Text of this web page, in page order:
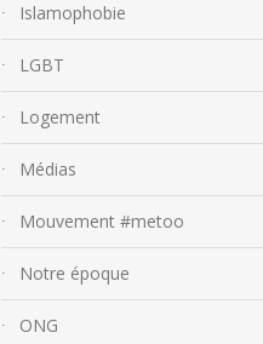
« L’humanité a toujours
survécu, elle survivra aux
futures catastrophes. »
28 décembre 2018
Islamophobie
LGBT
Logement
Médias
Mouvement #metoo
Notre époque
ONG